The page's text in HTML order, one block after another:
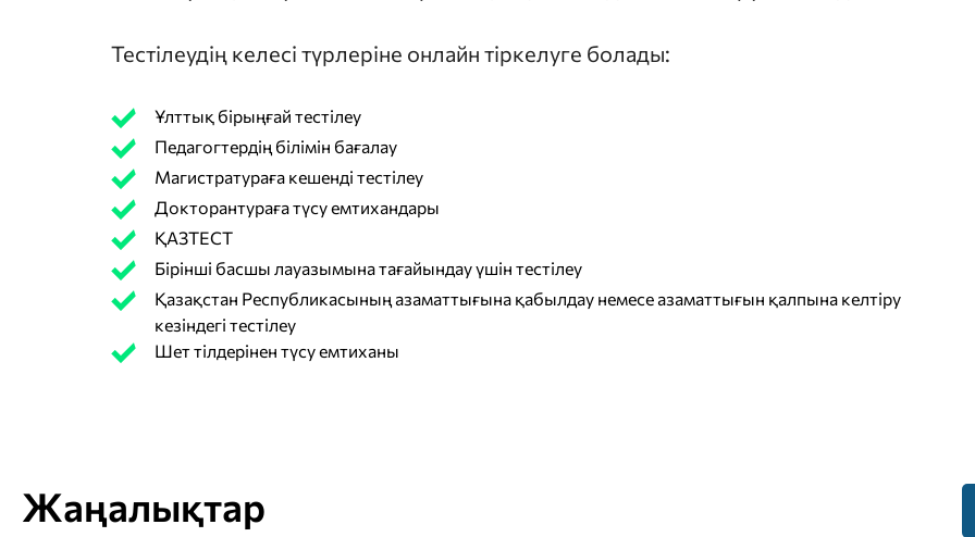
Тестілеудің келесі түрлеріне онлайн тіркелуге болады:
Ұлттық бірыңғай тестілеу
Педагогтердің білімін бағалау
Магистратураға кешенді тестілеу
Докторантураға түсу емтихандары
ҚАЗТЕСТ
Бірінші басшы лауазымына тағайындау үшін тестілеу
Қазақстан Республикасының азаматтығына қабылдау немесе азаматтығын қалпына келтіру
кезіндегі тестілеу
Шет тілдерінен түсу емтиханы
Жаңалықтар